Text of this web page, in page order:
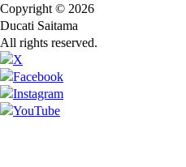
Copyright © 2026
Ducati Saitama
All rights reserved.